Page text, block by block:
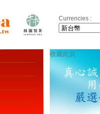
Currencies :
收藏此頁